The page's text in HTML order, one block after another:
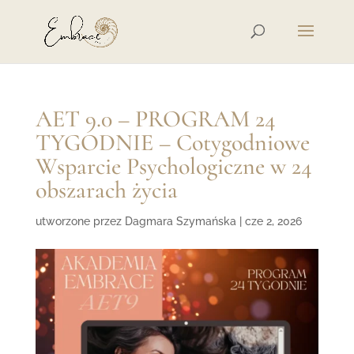
AET 9.0 – PROGRAM 24
TYGODNIE – Cotygodniowe
Wsparcie Psychologiczne w 24
obszarach życia
utworzone przez Dagmara Szymańska cze 2, 2026